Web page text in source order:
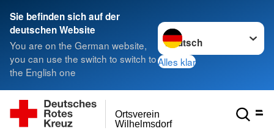
Sie befinden sich auf der
deutschen Website
You are on the German website,
you can use the switch to switch to
the English one
Sprache wechseln zu
Alles klar
Wilhelmsdorf
Ortsverein